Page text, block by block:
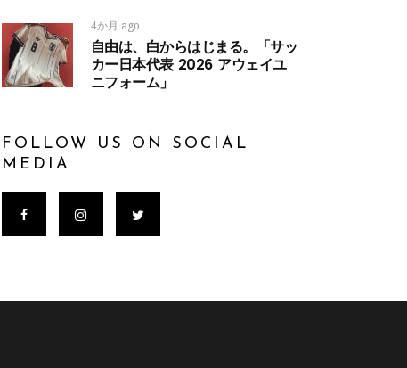
4か月 ago
自由は、白からはじまる。「サッ
カー日本代表 2026 アウェイユ
ニフォーム」
FOLLOW US ON SOCIAL
MEDIA